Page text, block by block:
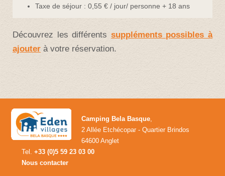
Taxe de séjour : 0,55 € / jour/ personne + 18 ans
Découvrez les différents suppléments possibles à
ajouter à votre réservation.
Camping Bela Basque,
2 Allée Etchécopar - Quartier Brindos
64600 Anglet
Tel. +33 (0)5 59 23 03 00
Nous contacter